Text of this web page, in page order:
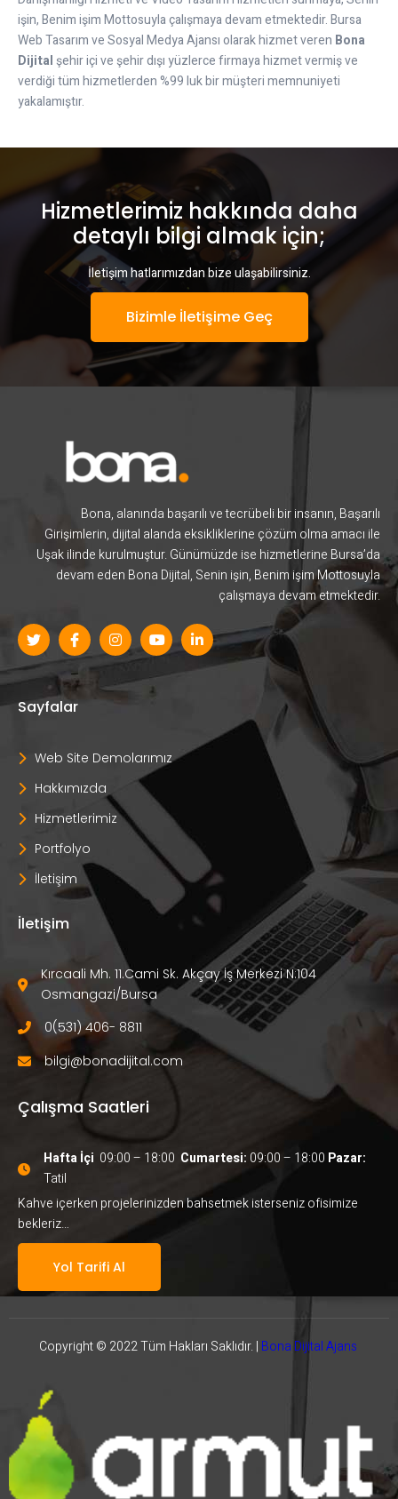
işin, Benim işim Mottosuyla çalışmaya devam etmektedir. Bursa
Web Tasarım ve Sosyal Medya Ajansı olarak hizmet veren Bona
Dijital şehir içi ve şehir dışı yüzlerce firmaya hizmet vermiş ve
verdiği tüm hizmetlerden %99 luk bir müşteri memnuniyeti
yakalamıştır.
Hizmetlerimiz hakkında daha
detaylı bilgi almak için;
İletişim hatlarımızdan bize ulaşabilirsiniz.
Bizimle İletişime Geç
Bona, alanında başarılı ve tecrübeli bir insanın, Başarılı
Girişimlerin, dijital alanda eksikliklerine çözüm olma amacı ile
Uşak ilinde kurulmuştur. Günümüzde ise hizmetlerine Bursa’da
devam eden Bona Dijital, Senin işin, Benim işim Mottosuyla
çalışmaya devam etmektedir.
Sayfalar
Web Site Demolarımız
Hakkımızda
Hizmetlerimiz
Portfolyo
İletişim
İletişim
Kırcaali Mh. 11.Cami Sk. Akçay İş Merkezi N:104
Osmangazi/Bursa
0(531) 406- 8811
bilgi@bonadijital.com
Çalışma Saatleri
Hafta İçi
  09:00 – 18:00
Cumartesi: 09:00 – 18:00 Pazar:
Tatil
Kahve içerken projelerinizden bahsetmek isterseniz ofisimize
bekleriz…
Yol Tarifi Al
Copyright © 2022 Tüm Hakları Saklıdır. | Bona Dijital Ajans